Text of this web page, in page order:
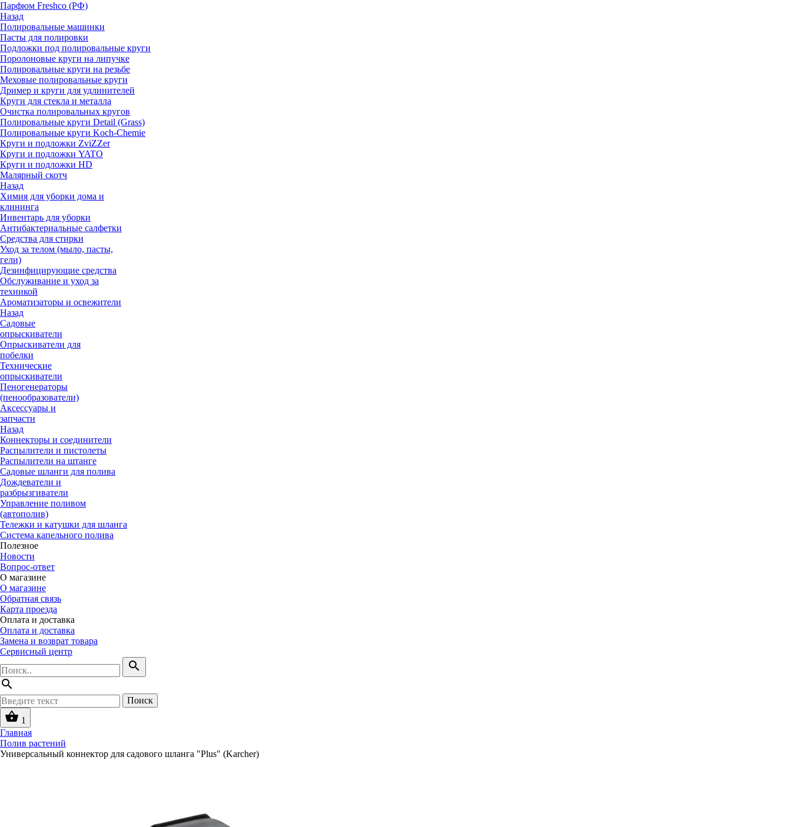
Парфюм Freshco (РФ)
Назад
Полировальные машинки
Пасты для полировки
Подложки под полировальные круги
Поролоновые круги на липучке
Полировальные круги на резьбе
Меховые полировальные круги
Дример и круги для удлинителей
Круги для стекла и металла
Очистка полировальных кругов
Полировальные круги Detail (Grass)
Полировальные круги Koch-Chemie
Круги и подложки ZviZZer
Круги и подложки YATO
Круги и подложки HD
Малярный скотч
Назад
Химия для уборки дома и
клининга
Инвентарь для уборки
Антибактериальные салфетки
Средства для стирки
Уход за телом (мыло, пасты,
гели)
Дезинфицирующие средства
Обслуживание и уход за
техникой
Ароматизаторы и освежители
Назад
Садовые
опрыскиватели
Опрыскиватели для
побелки
Технические
опрыскиватели
Пеногенераторы
(пенообразователи)
Аксессуары и
запчасти
Назад
Коннекторы и соединители
Распылители и пистолеты
Распылители на штанге
Садовые шланги для полива
Дождеватели и
разбрызгиватели
Управление поливом
(автополив)
Тележки и катушки для шланга
Система капельного полива
Полезное
Новости
Вопрос-ответ
О магазине
О магазине
Обратная связь
Карта проезда
Оплата и доставка
Оплата и доставка
Замена и возврат товара
Сервисный центр
search
search
Поиск
shopping_basket 1
Главная
Полив растений
Универсальный коннектор для садового шланга "Plus" (Karcher)